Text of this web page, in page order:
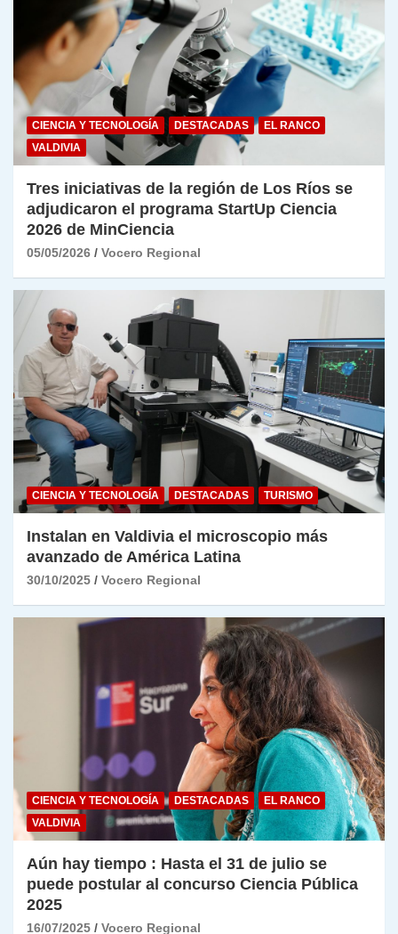
CIENCIA Y TECNOLOGÍA DESTACADAS
EL RANCO
VALDIVIA
Tres iniciativas de la región de Los Ríos se
adjudicaron el programa StartUp Ciencia
2026 de MinCiencia
05/05/2026 Vocero Regional
CIENCIA Y TECNOLOGÍA DESTACADAS TURISMO
Instalan en Valdivia el microscopio más
avanzado de América Latina
30/10/2025 Vocero Regional
CIENCIA Y TECNOLOGÍA DESTACADAS
EL RANCO
VALDIVIA
Aún hay tiempo : Hasta el 31 de julio se
puede postular al concurso Ciencia Pública
2025
16/07/2025 Vocero Regional